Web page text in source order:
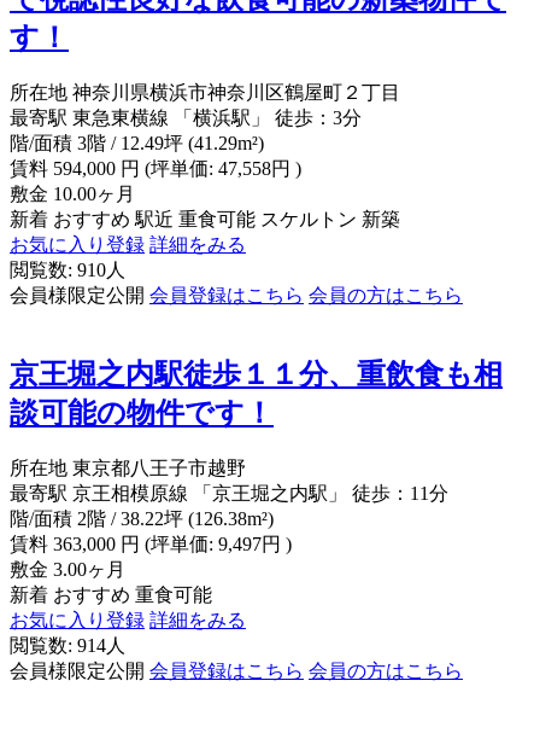
す！
所在地 神奈川県横浜市神奈川区鶴屋町２丁目
最寄駅 東急東横線 「横浜駅」 徒歩：3分
階/面積 3階 / 12.49坪 (41.29m²)
賃料 594,000 円 (坪単価: 47,558円 )
敷金 10.00ヶ月
新着 おすすめ 駅近 重食可能 スケルトン 新築
お気に入り登録 詳細をみる
閲覧数: 910人
会員様限定公開 会員登録はこちら 会員の方はこちら
京王堀之内駅徒歩１１分、重飲食も相
談可能の物件です！
所在地 東京都八王子市越野
最寄駅 京王相模原線 「京王堀之内駅」 徒歩：11分
階/面積 2階 / 38.22坪 (126.38m²)
賃料 363,000 円 (坪単価: 9,497円 )
敷金 3.00ヶ月
新着 おすすめ 重食可能
お気に入り登録 詳細をみる
閲覧数: 914人
会員様限定公開 会員登録はこちら 会員の方はこちら